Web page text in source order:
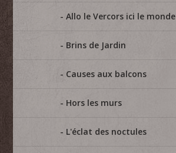
Allo le Vercors ici le monde
Brins de Jardin
Causes aux balcons
Hors les murs
L'éclat des noctules